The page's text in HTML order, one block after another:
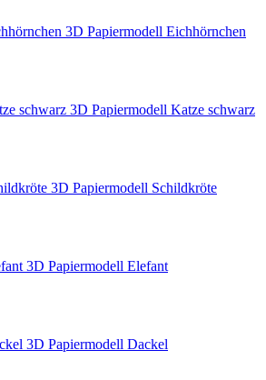
3D Papiermodell Eichhörnchen
3D Papiermodell Katze schwarz
3D Papiermodell Schildkröte
3D Papiermodell Elefant
3D Papiermodell Dackel